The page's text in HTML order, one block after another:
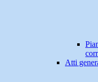
Atti